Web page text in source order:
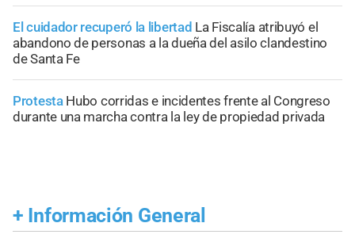
El cuidador recuperó la libertad La Fiscalía atribuyó el
abandono de personas a la dueña del asilo clandestino
de Santa Fe
Protesta Hubo corridas e incidentes frente al Congreso
durante una marcha contra la ley de propiedad privada
+ Información General